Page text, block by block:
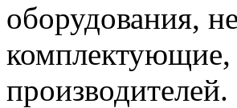
оборудования,
производителей.